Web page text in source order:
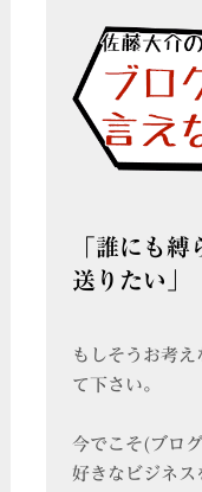
「誰にも
送りたい」
もしそうお考
て下さい。
今でこそ(ブロ
好きなビジネス